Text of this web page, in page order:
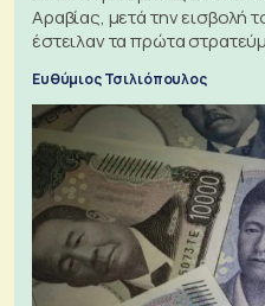
Αραβίας, μετά την εισβολή
έστειλαν τα πρώτα
πόλεμο της ιστορίας τους
Ευθύμιος Τσιλιόπουλος